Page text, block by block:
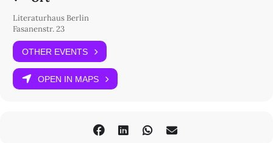
Literaturhaus Berlin
Fasanenstr. 23
OTHER EVENTS
OPEN IN MAPS